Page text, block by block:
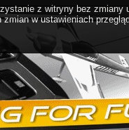
z witryny bez
w ustawieniach